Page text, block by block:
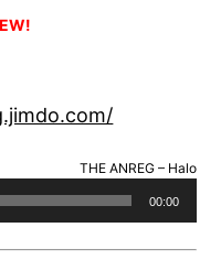
THE ANREG – Halo
放
00:00